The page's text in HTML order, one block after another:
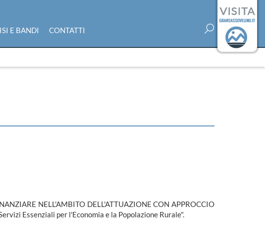
E BANDI CONTATTI
NELL'AMBITO DELL'ATTUAZIONE CON APPROCCIO
Essenziali per l'Economia e la Popolazione Rurale".